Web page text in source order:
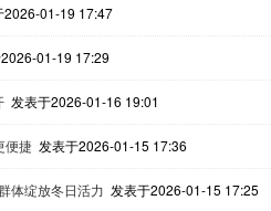
2026-01-19 17:47
01-19 17:29
发表于2026-01-16 19:01
便捷 发表于2026-01-15 17:36
体绽放冬日活力 发表于2026-01-15 17:25